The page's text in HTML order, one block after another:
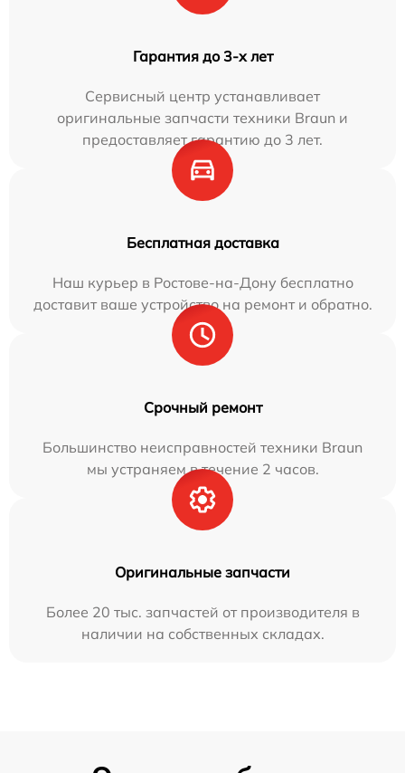
Гарантия до 3-х лет
Сервисный центр устанавливает
оригинальные запчасти техники Braun и
предоставляет гарантию до 3 лет.
Бесплатная доставка
Наш курьер в Ростове-на-Дону бесплатно
доставит ваше устройство на ремонт и обратно.
Срочный ремонт
Большинство неисправностей техники Braun
мы устраняем в течение 2 часов.
Оригинальные запчасти
Более 20 тыс. запчастей от производителя в
наличии на собственных складах.